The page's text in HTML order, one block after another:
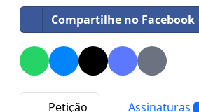
Compartilhe no Facebook
Petição Assinaturas